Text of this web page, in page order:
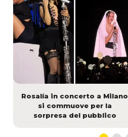
Rosalía in concerto a Milano
si commuove per la
sorpresa del pubblico